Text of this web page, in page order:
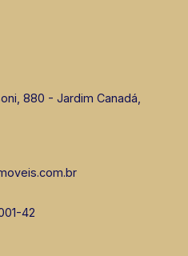
880 - Jardim Canadá,
42